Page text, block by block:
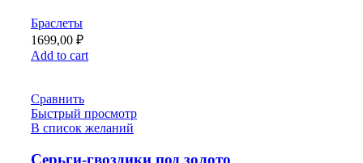
Браслеты
1699,00 ₽
Add to cart
Сравнить
Быстрый просмотр
В список желаний
Серьги-гвоздики под золото